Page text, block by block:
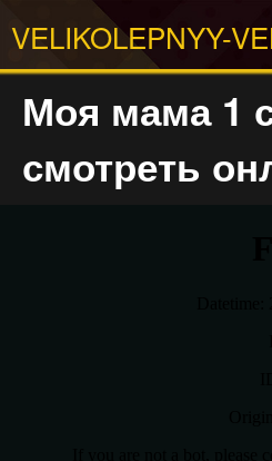
VELIKOLEPNYY-
Моя мама 1
смотреть